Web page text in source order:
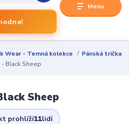
Menu
Wear - Temná kolekce
Pánská trička
Black Sheep
Sheep
prohlíží11lidí